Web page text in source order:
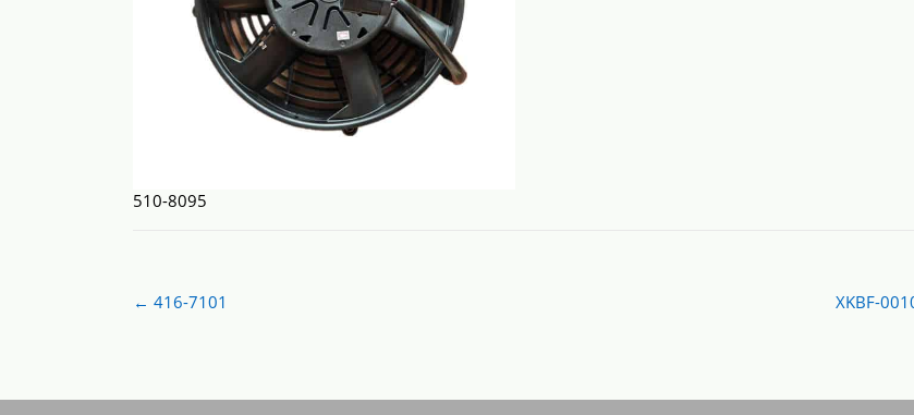
510-8095
Post
navigation
← 416-7101 XKBF-